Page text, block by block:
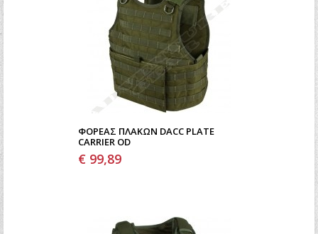
ΦΟΡΈΑΣ ΠΛΑΚΏΝ DACC PLATE
CARRIER OD
€ 99,89